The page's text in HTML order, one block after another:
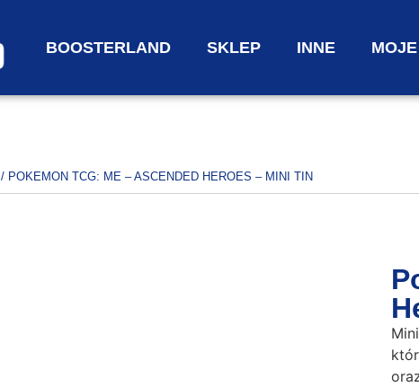
BOOSTERLAND SKLEP INNE
/ POKEMON TCG: ME – ASCENDED HEROES – MINI TIN